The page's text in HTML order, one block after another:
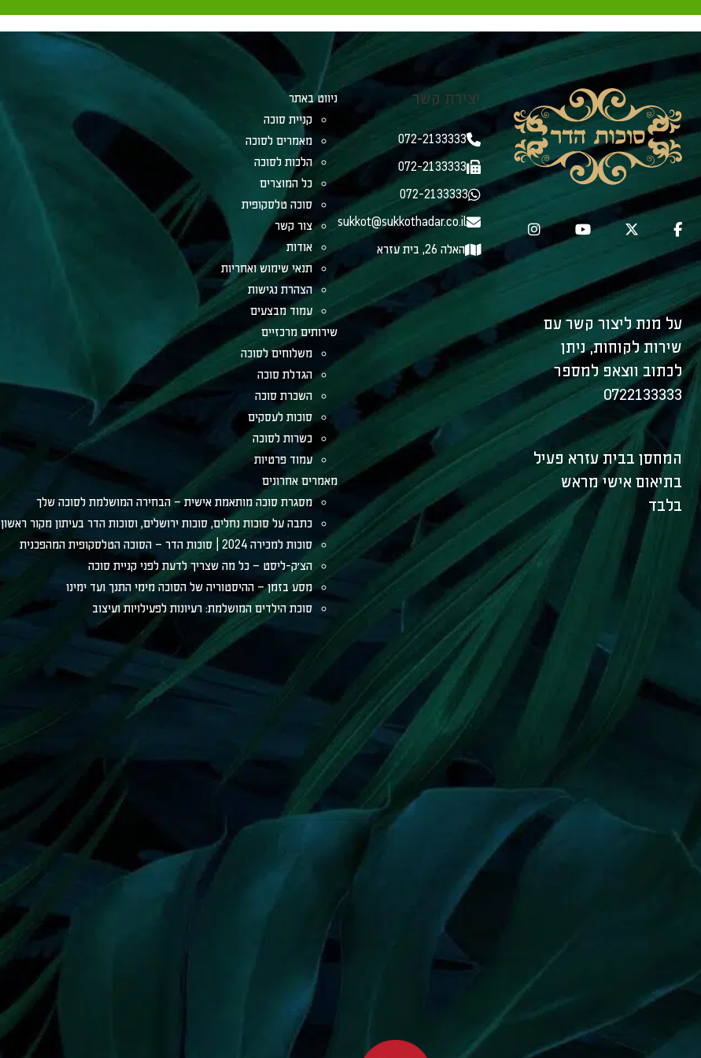
על מנת ליצור קשר עם
שירות לקוחות, ניתן
לכתוב ווצאפ למספר
0722133333
המחסן בבית עזרא פעיל
בתיאום אישי מראש
בלבד
יצירת קשר
072-2133333
072-2133333
072-2133333
sukkot@sukkothadar.co.il
האלה 26, בית עזרא
ניווט באתר
קניית סוכה
מאמרים לסוכה
הלכות לסוכה
כל המוצרים
סוכה טלסקופית
צור קשר
אודות
תנאי שימוש ואחריות
הצהרת נגישות
עמוד מבצעים
שירותים מרכזיים
משלוחים לסוכה
הגדלת סוכה
השכרת סוכה
סוכות לעסקים
כשרות לסוכה
עמוד פרטיות
מאמרים אחרונים
מסגרת סוכה מותאמת אישית – הבחירה המושלמת לסוכה שלך
כתבה על סוכות נחלים, סוכות ירושלים, וסוכות הדר בעיתון מקור ראשון
סוכות למכירה 2024 | סוכות הדר – הסוכה הטלסקופית המהפכנית
הצ׳ק-ליסט – כל מה שצריך לדעת לפני קניית סוכה
מסע בזמן – ההיסטוריה של הסוכה מימי התנך ועד ימינו
סוכת הילדים המושלמת: רעיונות לפעילויות ועיצוב